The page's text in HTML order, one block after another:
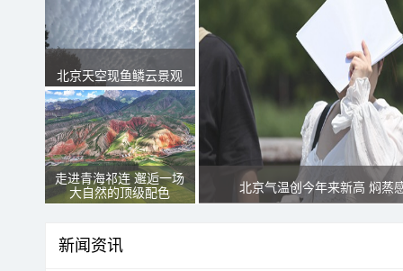
北京天空现鱼鳞云景观
走进青海祁连 邂逅一场
大自然的顶级配色
北京气温创今年来新高 焖蒸
新闻资讯